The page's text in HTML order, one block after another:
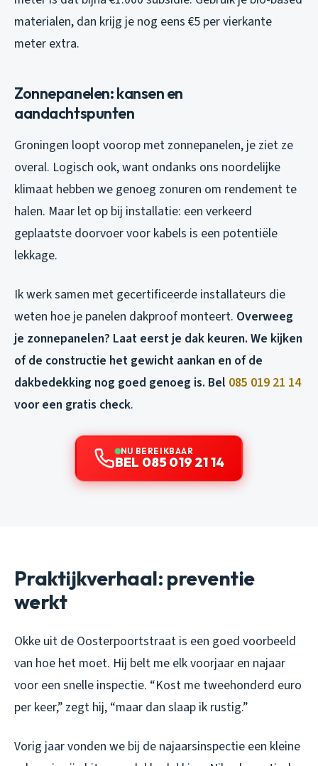
materialen, dan krijg je nog eens €5 per vierkante
meter extra.
Zonnepanelen: kansen en
aandachtspunten
Groningen loopt voorop met zonnepanelen, je ziet ze
overal. Logisch ook, want ondanks ons noordelijke
klimaat hebben we genoeg zonuren om rendement te
halen. Maar let op bij installatie: een verkeerd
geplaatste doorvoer voor kabels is een potentiële
lekkage.
Ik werk samen met gecertificeerde installateurs die
weten hoe je panelen dakproof monteert. Overweeg
je zonnepanelen? Laat eerst je dak keuren. We kijken
of de constructie het gewicht aankan en of de
dakbedekking nog goed genoeg is. Bel 085 019 21 14
voor een gratis check.
NU BEREIKBAAR
BEL 085 019 21 14
Praktijkverhaal: preventie
werkt
Okke uit de Oosterpoortstraat is een goed voorbeeld
van hoe het moet. Hij belt me elk voorjaar en najaar
voor een snelle inspectie. “Kost me tweehonderd euro
per keer,” zegt hij, “maar dan slaap ik rustig.”
Vorig jaar vonden we bij de najaarsinspectie een kleine